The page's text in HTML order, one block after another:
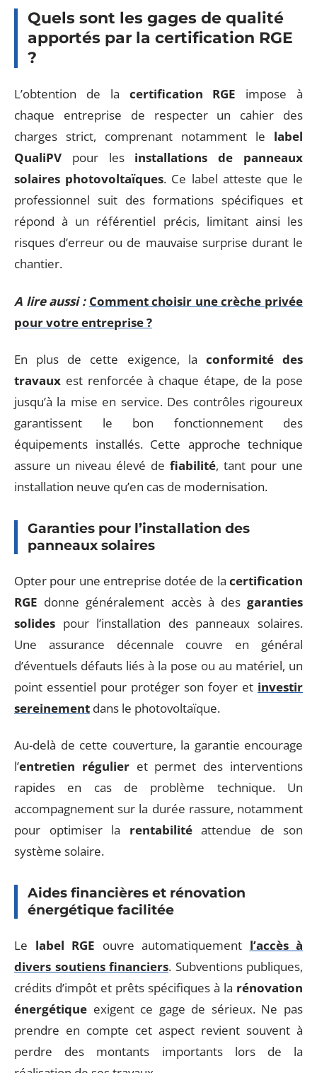
Quels sont les gages de qualité
apportés par la certification RGE
?
L’obtention de la certification RGE impose à
chaque entreprise de respecter un cahier des
charges strict, comprenant notamment le label
QualiPV pour les installations de panneaux
solaires photovoltaïques. Ce label atteste que le
professionnel suit des formations spécifiques et
répond à un référentiel précis, limitant ainsi les
risques d’erreur ou de mauvaise surprise durant le
chantier.
A lire aussi : Comment choisir une crèche privée
pour votre entreprise ?
En plus de cette exigence, la conformité des
travaux est renforcée à chaque étape, de la pose
jusqu’à la mise en service. Des contrôles rigoureux
garantissent le bon fonctionnement des
équipements installés. Cette approche technique
assure un niveau élevé de fiabilité, tant pour une
installation neuve qu’en cas de modernisation.
Garanties pour l’installation des
panneaux solaires
Opter pour une entreprise dotée de la certification
RGE donne généralement accès à des garanties
solides pour l’installation des panneaux solaires.
Une assurance décennale couvre en général
d’éventuels défauts liés à la pose ou au matériel, un
point essentiel pour protéger son foyer et investir
sereinement dans le photovoltaïque.
Au-delà de cette couverture, la garantie encourage
l’entretien régulieret permet des interventions
rapides en cas de problème technique. Un
accompagnement sur la durée rassure, notamment
pour optimiser la rentabilitéattendue de son
système solaire.
Aides financières et rénovation
énergétique facilitée
Le label RGE ouvre automatiquement l’accès à
divers soutiens financiers. Subventions publiques,
crédits d’impôt et prêts spécifiques à la rénovation
énergétique exigent ce gage de sérieux. Ne pas
prendre en compte cet aspect revient souvent à
perdre des montants importants lors de la